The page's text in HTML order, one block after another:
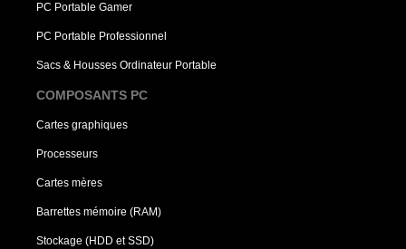
PC Portable Gamer
PC Portable Professionnel
Sacs & Housses Ordinateur Portable
COMPOSANTS PC
Cartes graphiques
Processeurs
Cartes mères
Barrettes mémoire (RAM)
Stockage (HDD et SSD)